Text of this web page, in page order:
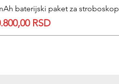
Quick View
baterijski paket za stroboskop
RSD